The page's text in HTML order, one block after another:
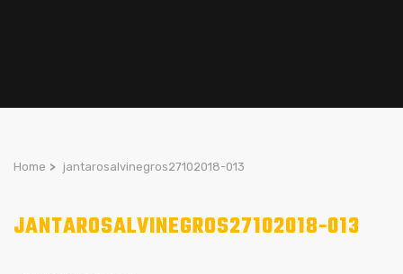
Home > jantarosalvinegros27102018-013
JANTAROSALVINEGROS27102018-013